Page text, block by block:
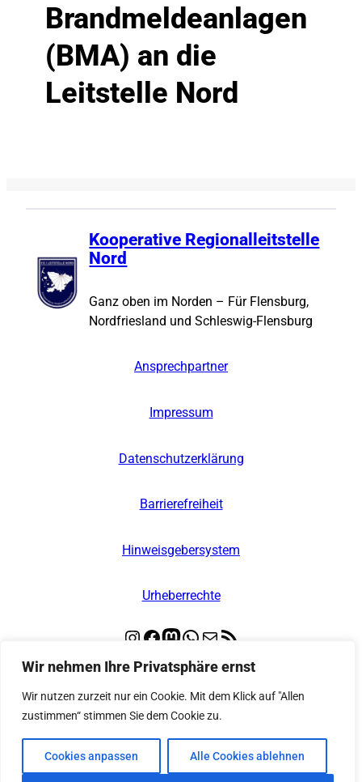
Wir nehmen Ihre Privatsphäre ernst
Wir nutzen zurzeit nur ein Cookie. Mit dem Klick auf "Allen
zustimmen“ stimmen Sie dem Cookie zu.
Cookies anpassen Alle Cookies ablehnen
Brandmeldeanlagen
(BMA) an die
Leitstelle Nord
Kooperative Regionalleitstelle
Nord
Ganz oben im Norden – Für Flensburg,
Nordfriesland und Schleswig-Flensburg
Ansprechpartner
Impressum
Datenschutzerklärung
Barrierefreiheit
Hinweisgebersystem
Urheberrechte
Instagram
Facebook
Mastodon
WhatsApp
E-MailRSS-Feed
Kooperative Regionalleitstelle Nord
– Alle Rechte vorbehalten
Gebaut mitWordpressauf Basis desThemes